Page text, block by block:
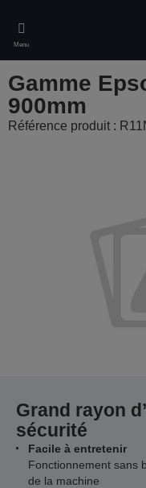
main
content
Menu
Gamme
900mm
Référence produit :
Grand rayon
sécurité
Facile à entretenir
Fonctionnement sans
de la machine